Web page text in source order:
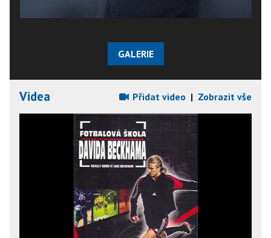
GALERIE
Videa Přidat video | Zobrazit vše